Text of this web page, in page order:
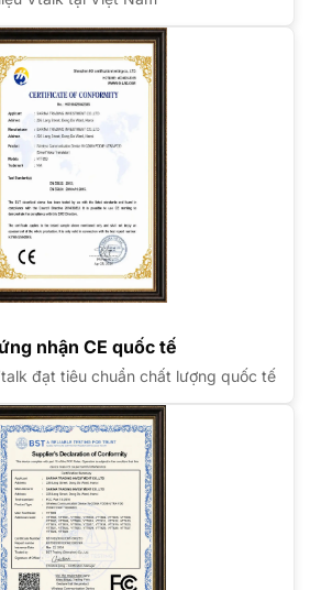
nhận CE quốc tế
đạt tiêu chuẩn chất lượng quốc tế